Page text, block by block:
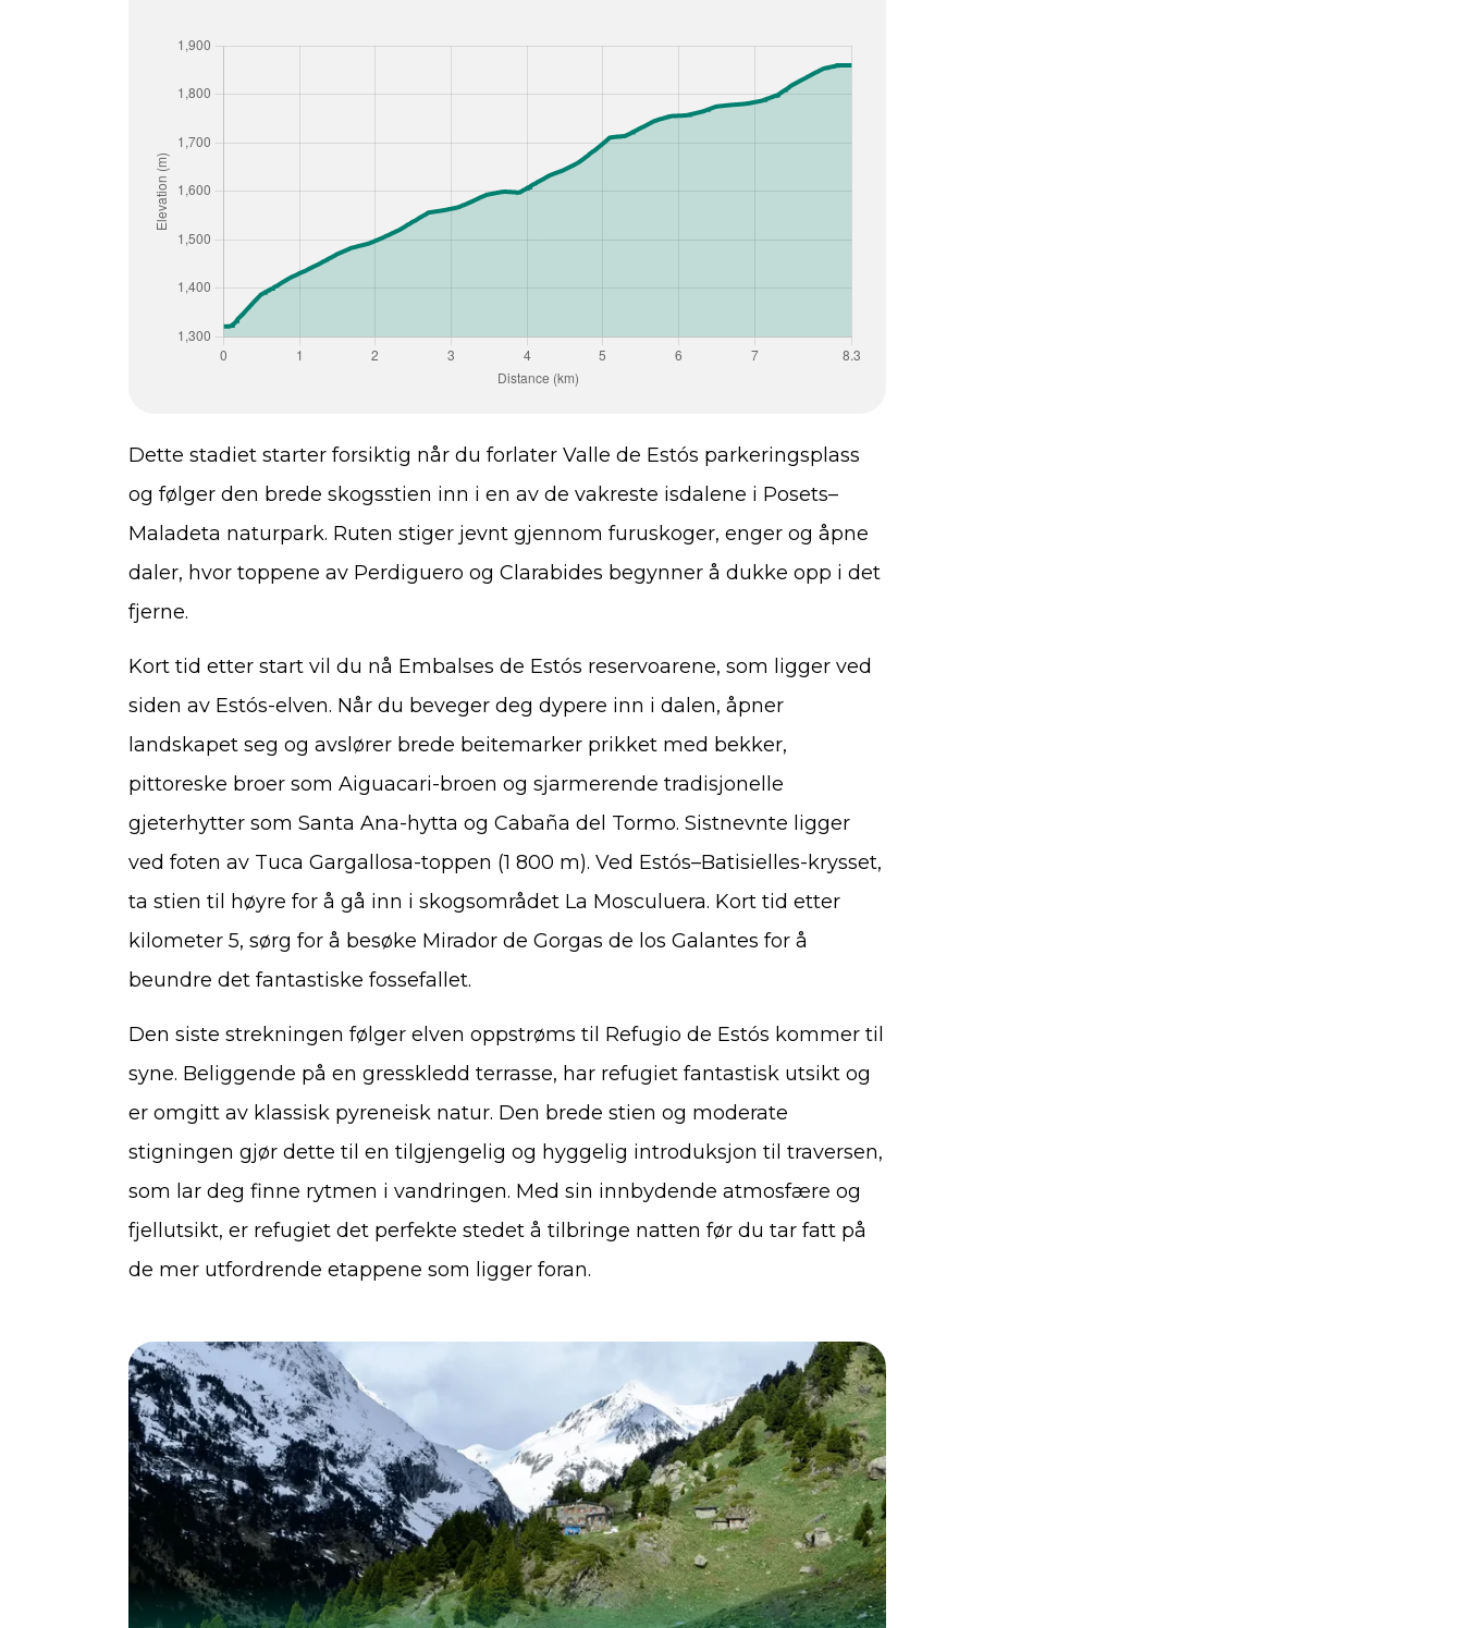
Dette stadiet starter forsiktig når du forlater Valle de Estós parkeringsplass
og følger den brede skogsstien inn i en av de vakreste isdalene i Posets–
Maladeta naturpark. Ruten stiger jevnt gjennom furuskoger, enger og åpne
daler, hvor toppene av Perdiguero og Clarabides begynner å dukke opp i det
fjerne.
Kort tid etter start vil du nå Embalses de Estós reservoarene, som ligger ved
siden av Estós-elven. Når du beveger deg dypere inn i dalen, åpner
landskapet seg og avslører brede beitemarker prikket med bekker,
pittoreske broer som Aiguacari-broen og sjarmerende tradisjonelle
gjeterhytter som Santa Ana-hytta og Cabaña del Tormo. Sistnevnte ligger
ved foten av Tuca Gargallosa-toppen (1 800 m). Ved Estós–Batisielles-krysset,
ta stien til høyre for å gå inn i skogsområdet La Mosculuera. Kort tid etter
kilometer 5, sørg for å besøke Mirador de Gorgas de los Galantes for å
beundre det fantastiske fossefallet.
Den siste strekningen følger elven oppstrøms til Refugio de Estós kommer til
syne. Beliggende på en gresskledd terrasse, har refugiet fantastisk utsikt og
er omgitt av klassisk pyreneisk natur. Den brede stien og moderate
stigningen gjør dette til en tilgjengelig og hyggelig introduksjon til traversen,
som lar deg finne rytmen i vandringen. Med sin innbydende atmosfære og
fjellutsikt, er refugiet det perfekte stedet å tilbringe natten før du tar fatt på
de mer utfordrende etappene som ligger foran.